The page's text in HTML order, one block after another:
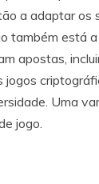
a adaptar os
também está
apostas,
Uma
jogo.